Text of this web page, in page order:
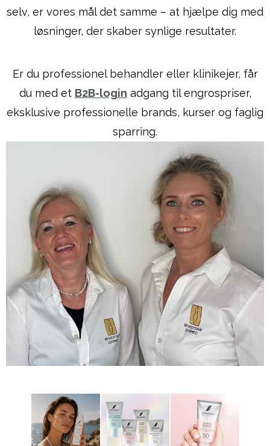
selv, er vores mål det samme – at hjælpe dig med
løsninger, der skaber synlige resultater.
Er du professionel behandler eller klinikejer, får
du med et B2B-login adgang til engrospriser,
eksklusive professionelle brands, kurser og faglig
sparring.